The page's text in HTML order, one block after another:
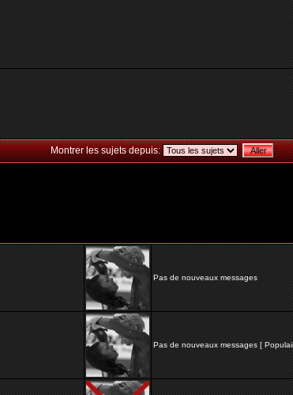
Montrer les sujets depuis:
Pas de nouveaux messages
Pas de nouveaux messages [